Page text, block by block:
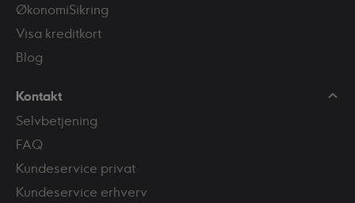
ØkonomiSikring
Visa kreditkort
Blog
Kontakt
Selvbetjening
FAQ
Kundeservice privat
Kundeservice erhverv